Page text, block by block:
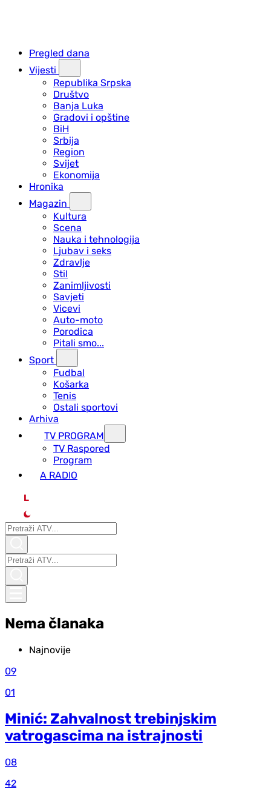
Pregled dana
Vijesti
Republika Srpska
Društvo
Banja Luka
Gradovi i opštine
BiH
Srbija
Region
Svijet
Ekonomija
Hronika
Magazin
Kultura
Scena
Nauka i tehnologija
Ljubav i seks
Zdravlje
Stil
Zanimljivosti
Savjeti
Vicevi
Auto-moto
Porodica
Pitali smo...
Sport
Fudbal
Košarka
Tenis
Ostali sportovi
Arhiva
TV PROGRAM
ТV Raspored
Program
A RADIO
L
Nema članaka
Najnovije
09
01
Minić: Zahvalnost trebinjskim
vatrogascima na istrajnosti
08
42